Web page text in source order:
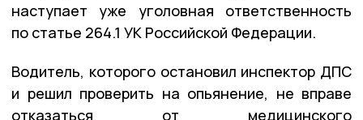
наступает уже уголовная ответственность
по статье 264.1 УК Российской Федерации.
Водитель, которого остановил инспектор ДПС
и решил проверить на опьянение, не вправе
отказаться от медицинского